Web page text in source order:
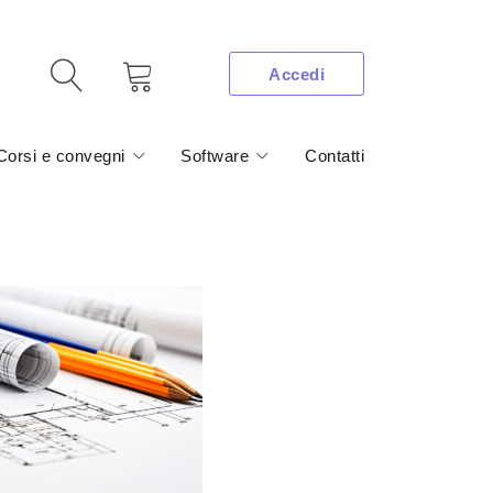
Accedi
e convegni Software Contatti